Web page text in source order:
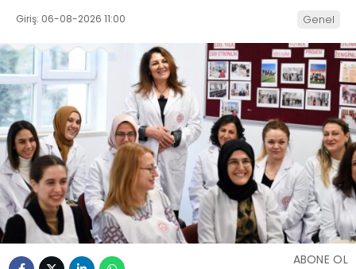
Giriş: 06-08-2026 11:00 Genel
ABONE OL